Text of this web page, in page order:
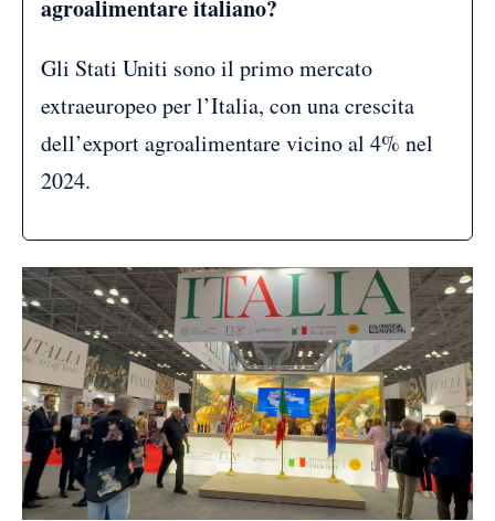
agroalimentare italiano?
Gli Stati Uniti sono il primo mercato
extraeuropeo per l’Italia, con una crescita
dell’export agroalimentare vicino al 4% nel
2024.